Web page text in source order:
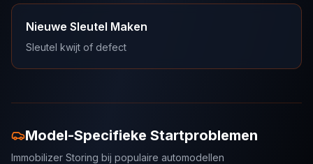
Nieuwe Sleutel Maken
Sleutel kwijt of defect
Model-Specifieke Startproblemen
Immobilizer Storing bij populaire automodellen